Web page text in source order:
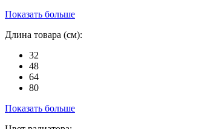
Показать больше
Длина товара (см):
32
48
64
80
Показать больше